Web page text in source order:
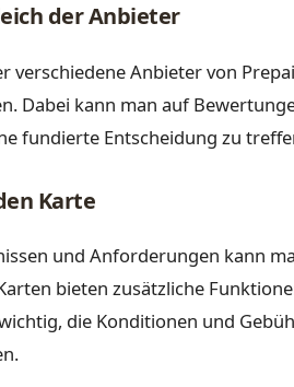
der Anbieter
verschiedene Anbieter von
Dabei kann man auf
fundierte Entscheidung zu
Karte
und Anforderungen kann
bieten zusätzliche
die Konditionen und